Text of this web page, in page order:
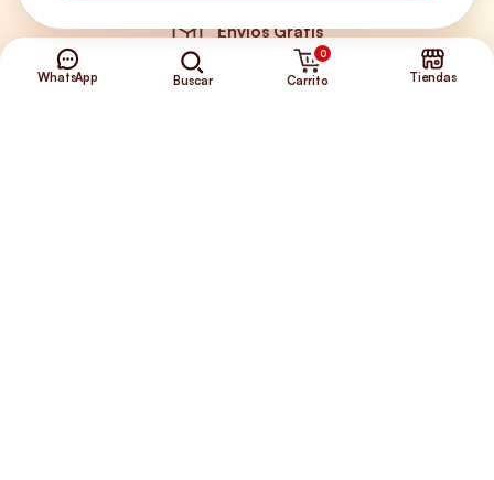
Envíos Gratis
WhatsApp Buscar
0
Carrito Tiendas